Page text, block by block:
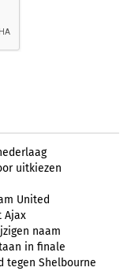
uitkiezen
United
Ajax
naam
in finale
tegen Shelbourne